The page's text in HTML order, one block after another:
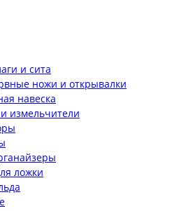
и сита
ножи и открывалки
навеска
измельчители
ложки